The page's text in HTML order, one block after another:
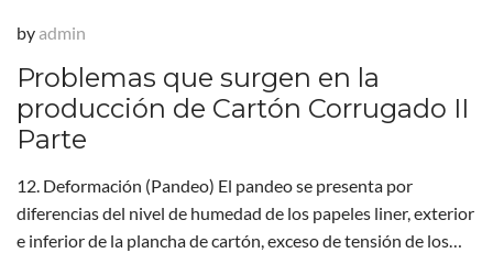
by admin
Problemas que surgen en la
producción de Cartón Corrugado II
Parte
12. Deformación (Pandeo) El pandeo se presenta por
diferencias del nivel de humedad de los papeles liner, exterior
e inferior de la plancha de cartón, exceso de tensión de los…